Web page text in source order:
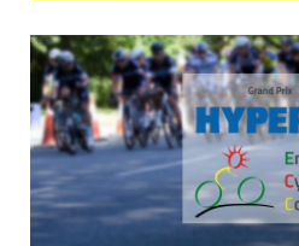
Accueil
Le Club
Contacts
Histoire
1950 à 1969